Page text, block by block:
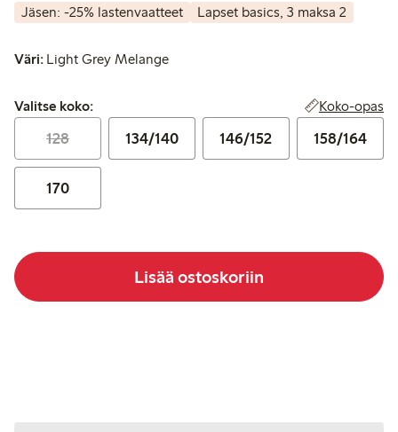
Jäsen: -25% lastenvaatteet Lapset basics, 3 maksa 2
Väri: Light Grey Melange
Valitse koko:
Valitse koko: Koko-opas
128 134/140 146/152 158/164
170
Lisää ostoskoriin